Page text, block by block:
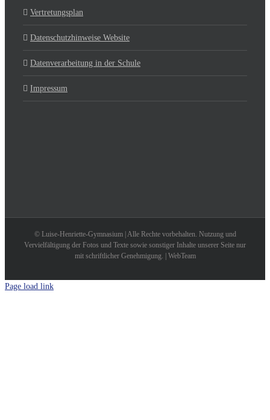
Vertretungsplan
Datenschutzhinweise Website
Datenverarbeitung in der Schule
Impressum
© Luise-Henriette-Gymnasium | Alle Rechte vorbehalten. Nutzung und
Vervielfältigung der Fotos und Texte sowie sonstiger Inhalte unserer Seite nur
mit schriftlicher Genehmigung. | WebTeam
Page load link